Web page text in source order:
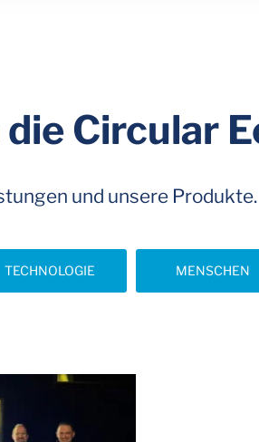
Circular
und unsere Produkte.
TECHNOLOGIE MENSCHEN